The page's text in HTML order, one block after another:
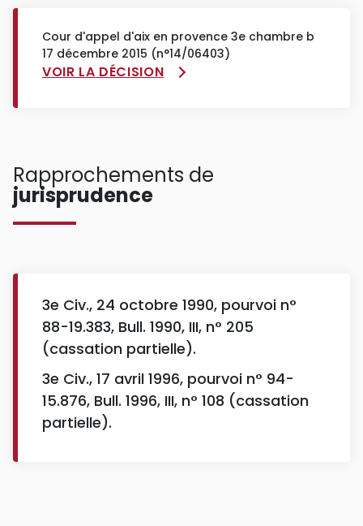
Cour d'appel d'aix en provence 3e chambre b
17 décembre 2015 (n°14/06403)
VOIR LA DÉCISION
Rapprochements de
jurisprudence
3e Civ., 24 octobre 1990, pourvoi n°
88-19.383, Bull. 1990, III, n° 205
(cassation partielle).
3e Civ., 17 avril 1996, pourvoi n° 94-
15.876, Bull. 1996, III, n° 108 (cassation
partielle).